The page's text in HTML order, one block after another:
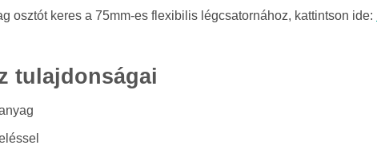
osztót keres a 75mm-es flexibilis légcsatornához, kattintson ide:
tulajdonságai